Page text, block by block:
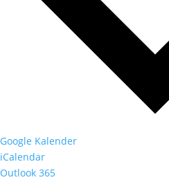
Google Kalender
iCalendar
Outlook 365